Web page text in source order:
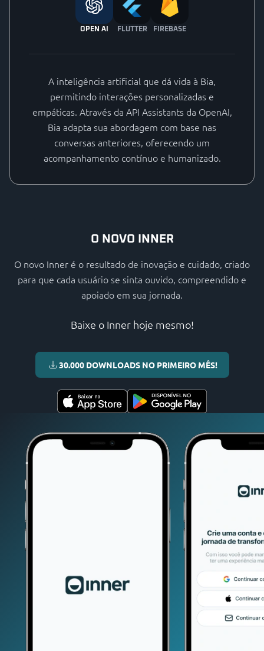
OPEN AI FLUTTER FIREBASE
A inteligência artificial que dá vida à Bia,
permitindo interações personalizadas e
empáticas. Através da API Assistants da OpenAI,
Bia adapta sua abordagem com base nas
conversas anteriores, oferecendo um
acompanhamento contínuo e humanizado.
O NOVO INNER
O novo Inner é o resultado de inovação e cuidado, criado
para que cada usuário se sinta ouvido, compreendido e
apoiado em sua jornada.
Baixe o Inner hoje mesmo!
30.000 DOWNLOADS NO PRIMEIRO MÊS!